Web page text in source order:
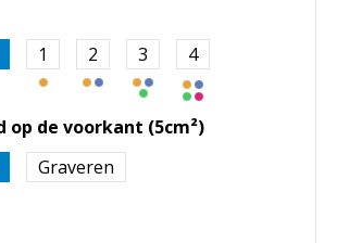
1 2 3 4
op de voorkant (5cm²)
Graveren